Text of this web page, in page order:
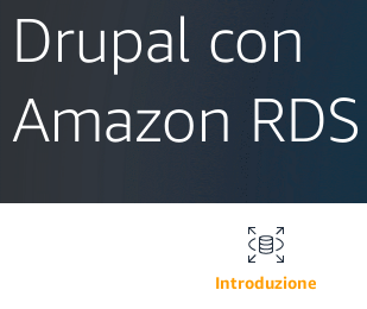
Drupal con
Amazon RDS
Introduzione